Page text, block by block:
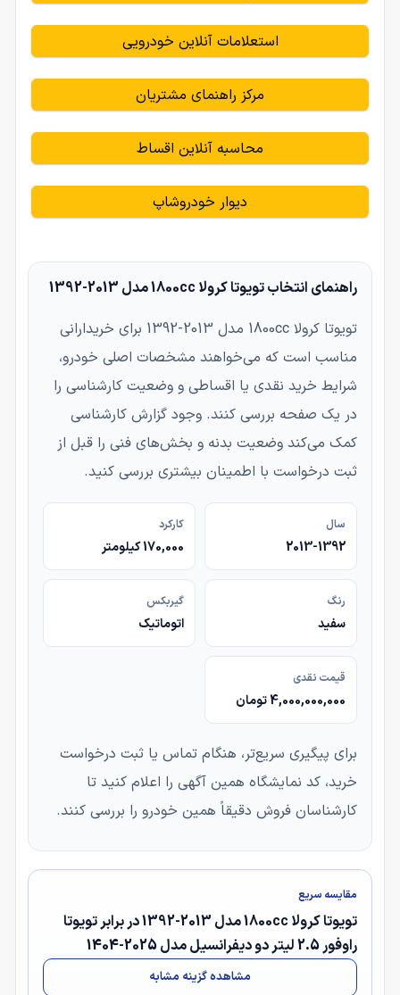
استعلامات آنلاین خودرویی
مرکز راهنمای مشتریان
محاسبه آنلاین اقساط
دیوار خودروشاپ
راهنمای انتخاب تویوتا کرولا 1800cc مدل 2013-1392
تویوتا کرولا 1800cc مدل 2013-1392 برای خریدارانی
مناسب است که می‌خواهند مشخصات اصلی خودرو،
شرایط خرید نقدی یا اقساطی و وضعیت کارشناسی را
در یک صفحه بررسی کنند. وجود گزارش کارشناسی
کمک می‌کند وضعیت بدنه و بخش‌های فنی را قبل از
ثبت درخواست با اطمینان بیشتری بررسی کنید.
سال
2013-1392
کارکرد
170,000 کیلومتر
رنگ
سفید
گیربکس
اتوماتیک
قیمت نقدی
4,000,000,000 تومان
برای پیگیری سریع‌تر، هنگام تماس یا ثبت درخواست
خرید، کد نمایشگاه همین آگهی را اعلام کنید تا
کارشناسان فروش دقیقاً همین خودرو را بررسی کنند.
مقایسه سریع
تویوتا کرولا 1800cc مدل 2013-1392 در برابر تویوتا
راوفور 2.5 لیتر دو دیفرانسیل مدل 2025-1404
مشاهده گزینه مشابه